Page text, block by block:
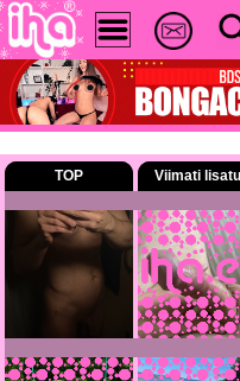
TOP
Viimati